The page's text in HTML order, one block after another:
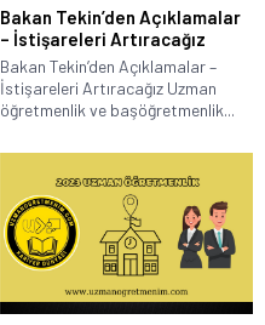
Bakan Tekin’den Açıklamalar
– İstişareleri Artıracağız
Bakan Tekin’den Açıklamalar –
İstişareleri Artıracağız Uzman
öğretmenlik ve başöğretmenlik...